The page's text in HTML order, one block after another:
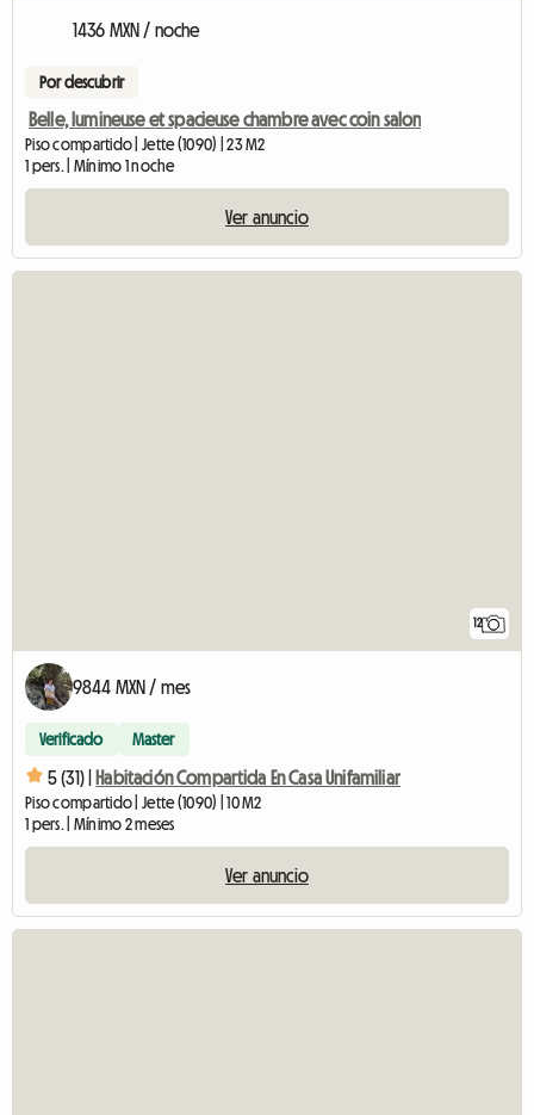
1436 MXN / noche
Por descubrir
Belle, lumineuse et spacieuse chambre avec coin salon
Piso compartido | Jette (1090) | 23 M2
1 pers. | Mínimo 1 noche
Ver anuncio
12
9844 MXN / mes
Verificado Master
5 (31) | Habitación Compartida En Casa Unifamiliar
Piso compartido | Jette (1090) | 10 M2
1 pers. | Mínimo 2 meses
Ver anuncio